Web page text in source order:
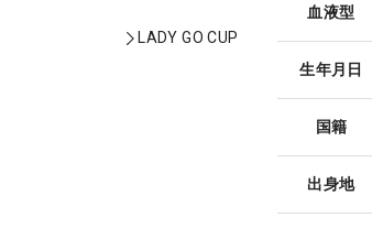
LADY GO CUP
血液型
生年月日
国籍
出身地